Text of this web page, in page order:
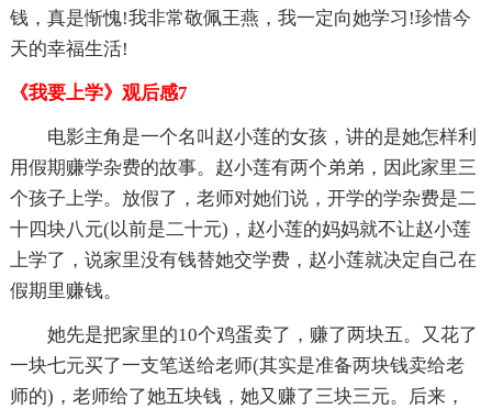
钱，真是惭愧!我非常敬佩王燕，我一定向她学习!珍惜今
天的幸福生活!
《我要上学》观后感7
电影主角是一个名叫赵小莲的女孩，讲的是她怎样利
用假期赚学杂费的故事。赵小莲有两个弟弟，因此家里三
个孩子上学。放假了，老师对她们说，开学的学杂费是二
十四块八元(以前是二十元)，赵小莲的妈妈就不让赵小莲
上学了，说家里没有钱替她交学费，赵小莲就决定自己在
假期里赚钱。
她先是把家里的10个鸡蛋卖了，赚了两块五。又花了
一块七元买了一支笔送给老师(其实是准备两块钱卖给老
师的)，老师给了她五块钱，她又赚了三块三元。后来，